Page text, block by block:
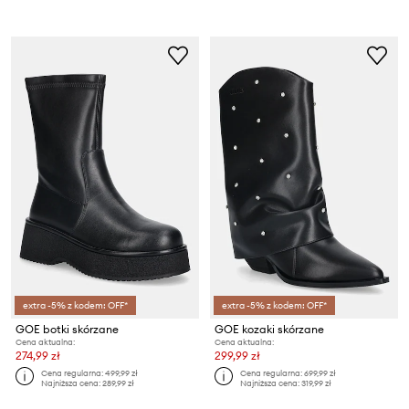
extra -5% z kodem: OFF*
GOE botki skórzane
Cena aktualna:
274,99 zł
Cena regularna:499,99 zł
Najniższa cena:289,99 zł
extra -5% z kodem: OFF*
GOE kozaki skórzane
Cena aktualna:
299,99 zł
Cena regularna:699,99 zł
Najniższa cena:319,99 zł